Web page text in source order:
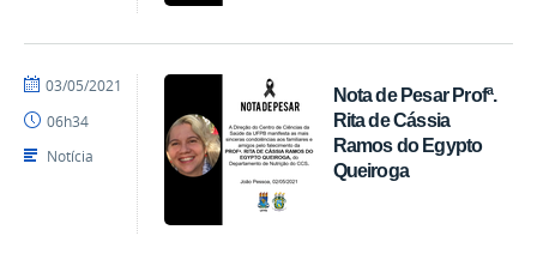
Nota de Pesar Profª.
Rita de Cássia
Ramos do Egypto
Queiroga
por
Batista
publicado
03/05/2021
06h34
Notícia